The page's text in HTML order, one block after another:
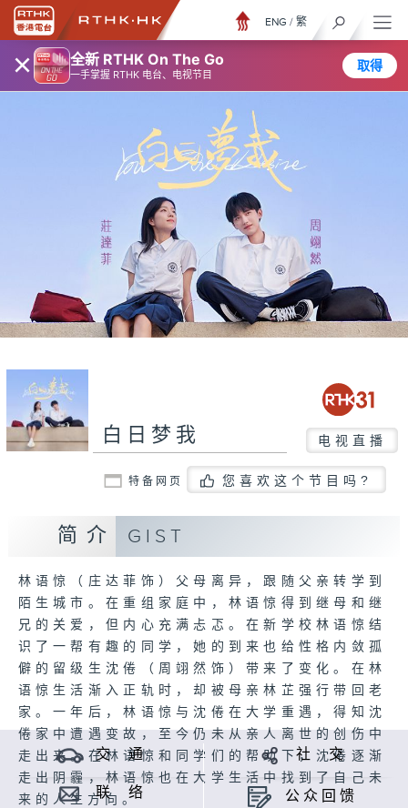
× 全新 RTHK On The Go
一手掌握 RTHK 电台、电视节目
取得
ENG / 繁
白日梦我 电视直播
特备网页 您喜欢这个节目吗?
简介 GIST
林语惊（庄达菲饰）父母离异，跟随父亲转学到
陌生城市。在重组家庭中，林语惊得到继母和继
兄的关爱，但内心充满忐忑。在新学校林语惊结
识了一帮有趣的同学，她的到来也给性格内敛孤
僻的留级生沈倦（周翊然饰）带来了变化。在林
语惊生活渐入正轨时，却被母亲林芷强行带回老
家。一年后，林语惊与沈倦在大学重遇，得知沈
倦家中遭遇变故，至今仍未从亲人离世的创伤中
走出来。在林语惊和同学们的帮助下，沈倦逐渐
走出阴霾，林语惊也在大学生活中找到了自己未
来的人生方向。
交 通 社 交
联 络 公众回馈